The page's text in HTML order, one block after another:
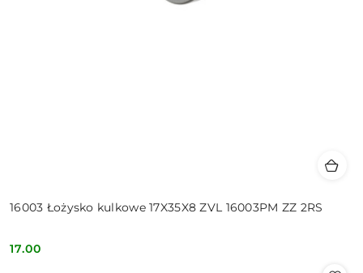
16003 Łożysko kulkowe 17X35X8 ZVL 16003PM ZZ 2RS
Cena:
17.00